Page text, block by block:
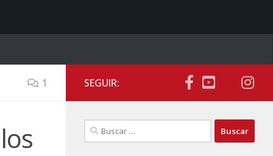
1 SEGUIR:
Buscar: